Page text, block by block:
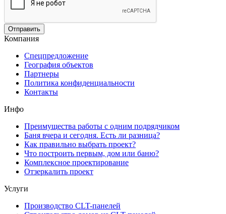
Компания
Спецпредложение
География объектов
Партнеры
Политика конфиденциальности
Контакты
Инфо
Преимущества работы с одним подрядчиком
Баня вчера и сегодня. Есть ли разница?
Как правильно выбрать проект?
Что построить первым, дом или баню?
Комплексное проектирование
Отзеркалить проект
Услуги
Производство CLT-панелей